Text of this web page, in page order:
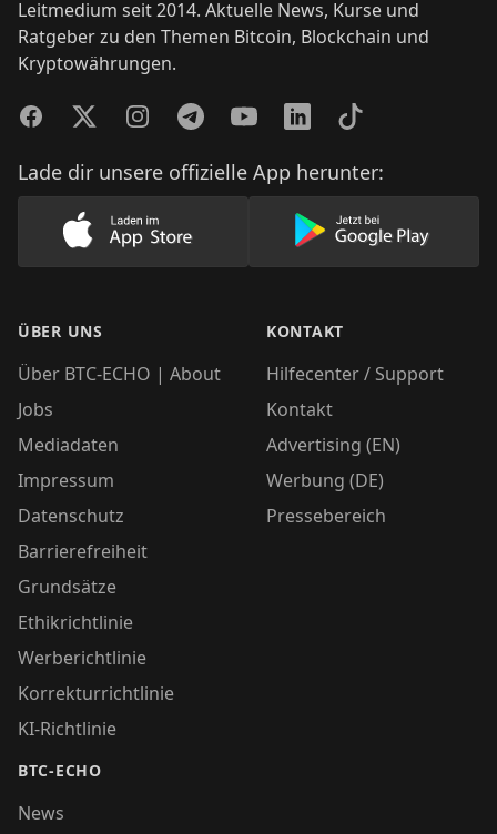
Leitmedium seit 2014. Aktuelle News, Kurse und
Ratgeber zu den Themen Bitcoin, Blockchain und
Kryptowährungen.
FacebookTwitterInstagramTelegramYouTubeLinkedInTikTok
Lade dir unsere offizielle App herunter:
Lade unsere App im AppStore herunter
Lade unsere
ÜBER UNS
Über BTC-ECHO | About
Jobs
Mediadaten
Impressum
Datenschutz
Barrierefreiheit
Grundsätze
Ethikrichtlinie
Werberichtlinie
Korrekturrichtlinie
KI-Richtlinie
BTC-ECHO
News
KONTAKT
Hilfecenter / Support
Kontakt
Advertising (EN)
Werbung (DE)
Pressebereich